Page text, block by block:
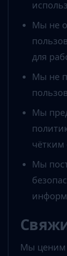
Мы не
для
Мы не
Мы
чётким
Мы
Мы ценим